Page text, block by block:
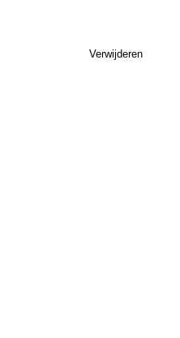
Verwijderen